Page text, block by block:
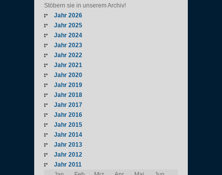
Stöbern sie in unserem Archiv!
Jahr 2026
Jahr 2025
Jahr 2024
Jahr 2023
Jahr 2022
Jahr 2021
Jahr 2020
Jahr 2019
Jahr 2018
Jahr 2017
Jahr 2016
Jahr 2015
Jahr 2014
Jahr 2013
Jahr 2012
Jahr 2011